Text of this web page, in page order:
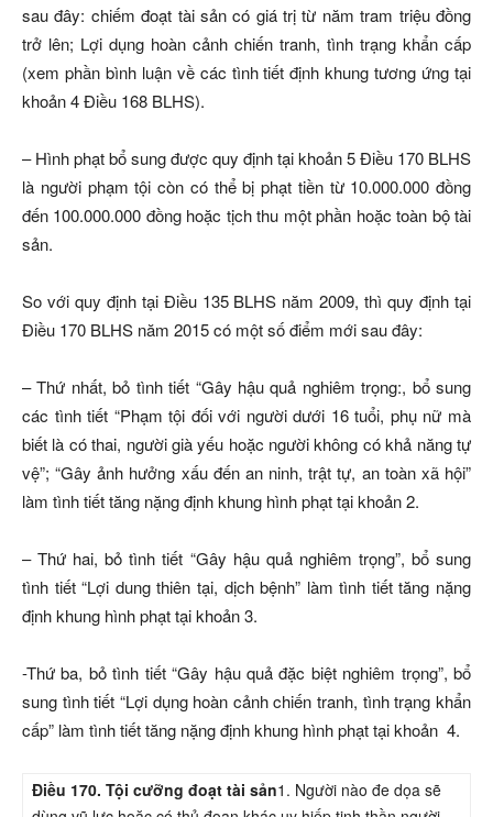
sau đây: chiếm đoạt tài sản có giá trị từ năm tram triệu đồng
trở lên; Lợi dụng hoàn cảnh chiến tranh, tình trạng khẩn cấp
(xem phần bình luận về các tình tiết định khung tương ứng tại
khoản 4 Điều 168 BLHS).
– Hình phạt bổ sung được quy định tại khoản 5 Điều 170 BLHS
là người phạm tội còn có thể bị phạt tiền từ 10.000.000 đồng
đến 100.000.000 đồng hoặc tịch thu một phần hoặc toàn bộ tài
sản.
So với quy định tại Điều 135 BLHS năm 2009, thì quy định tại
Điều 170 BLHS năm 2015 có một số điểm mới sau đây:
– Thứ nhất, bỏ tình tiết “Gây hậu quả nghiêm trọng:, bổ sung
các tình tiết “Phạm tội đối với người dưới 16 tuổi, phụ nữ mà
biết là có thai, người già yếu hoặc người không có khả năng tự
vệ”; “Gây ảnh hưởng xấu đến an ninh, trật tự, an toàn xã hội”
làm tình tiết tăng nặng định khung hình phạt tại khoản 2.
– Thứ hai, bỏ tình tiết “Gây hậu quả nghiêm trọng”, bổ sung
tình tiết “Lợi dung thiên tại, dịch bệnh” làm tình tiết tăng nặng
định khung hình phạt tại khoản 3.
-Thứ ba, bỏ tình tiết “Gây hậu quả đặc biệt nghiêm trọng”, bổ
sung tình tiết “Lợi dụng hoàn cảnh chiến tranh, tình trạng khẩn
cấp” làm tình tiết tăng nặng định khung hình phạt tại khoản 4.
Điều 170. Tội cưỡng đoạt tài sản1. Người nào đe dọa sẽ